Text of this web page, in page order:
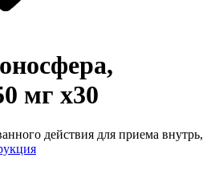
мг x30
действия для приема внутрь,